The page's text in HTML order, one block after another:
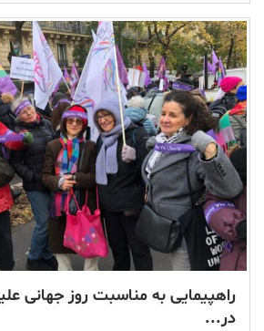
راهپیمایی به مناسبت روز جهانی
در...